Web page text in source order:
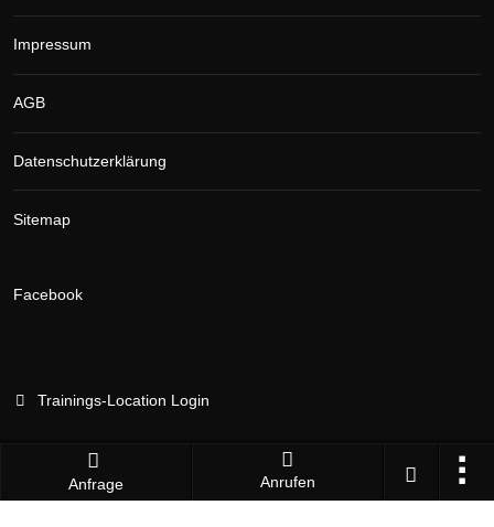
Anfrage Anrufen
Impressum
AGB
Datenschutzerklärung
Sitemap
Facebook
Trainings-Location Login
Branchenportal Software made in Germany